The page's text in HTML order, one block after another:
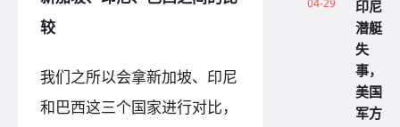
较
我们之所以会拿新加坡、印尼
和巴西这三个国家进行对比，
04-29
印尼
潜艇
失
事，
美国
军方